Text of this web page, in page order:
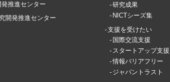
推進センター
開発推進センター
研究成果
NICTシーズ集
支援を受けたい
国際交流支援
スタートアップ支援
情報バリアフリー
ジャパントラスト